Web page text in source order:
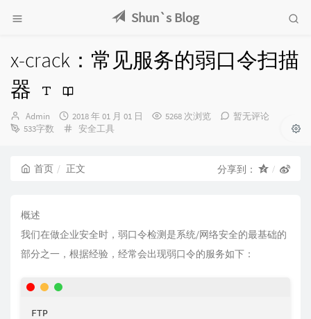
Shun`s Blog
x-crack：常见服务的弱口令扫描
器
博
主：
Admin
发
布
2018 年 01 月 01 日 5268 次浏览
暂无评论
533字数
分
安全工具
首页 正文 分享到：
概述
我们在做企业安全时，弱口令检测是系统/网络安全的最基础的
部分之一，根据经验，经常会出现弱口令的服务如下：
FTP